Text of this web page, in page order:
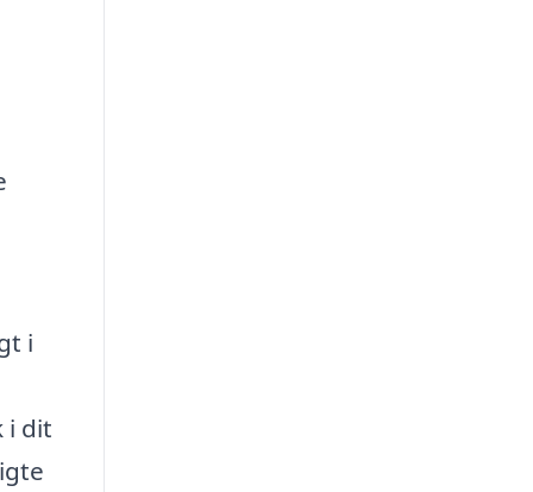
i
i dit